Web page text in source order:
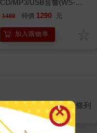
CD/MP3/USB音響(WS-
B028U)
1480 特價 1290 元
加入購物車
圖片 條列